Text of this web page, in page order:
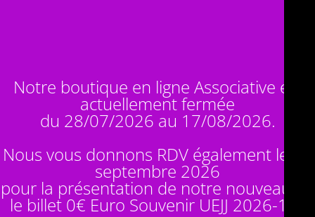
Notre boutique en ligne Associative est
actuellement fermée
du 28/07/2026 au 17/08/2026.
Nous vous donnons RDV également le 14
septembre 2026
pour la présentation de notre nouveauté :
le billet 0€ Euro Souvenir UEJJ 2026-10